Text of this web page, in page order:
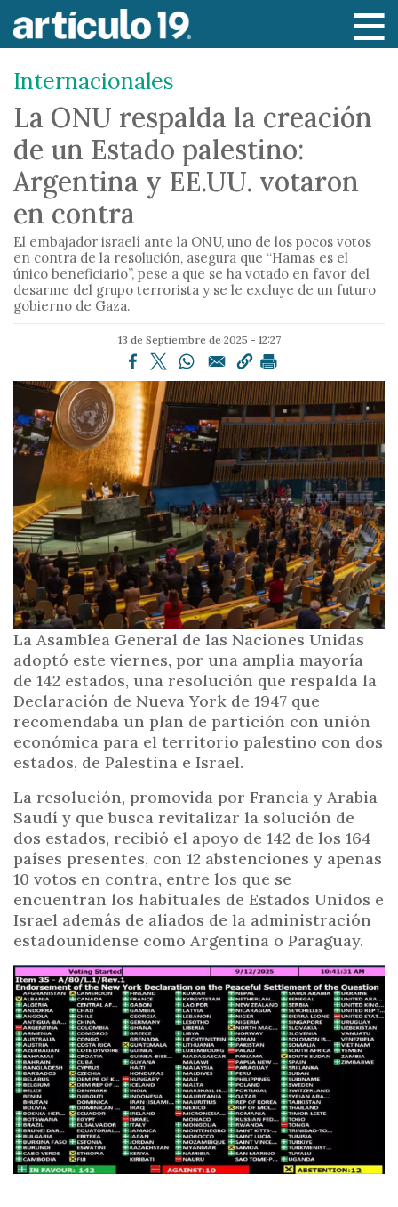
a
l
c
o
t
e
n
o
r
n
c
p
a
l
Internacionales
La ONU respalda la creación
de un Estado palestino:
Argentina y EE.UU. votaron
en contra
El embajador israelí ante la ONU, uno de los pocos votos
en contra de la resolución, asegura que “Hamas es el
único beneficiario”, pese a que se ha votado en favor del
desarme del grupo terrorista y se le excluye de un futuro
gobierno de Gaza.
13 de Septiembre de 2025 - 12:27
La Asamblea General de las Naciones Unidas
adoptó este viernes, por una amplia mayoría
de 142 estados, una resolución que respalda la
Declaración de Nueva York de 1947 que
recomendaba un plan de partición con unión
económica para el territorio palestino con dos
estados, de Palestina e Israel.
La resolución, promovida por Francia y Arabia
Saudí y que busca revitalizar la solución de
dos estados, recibió el apoyo de 142 de los 164
países presentes, con 12 abstenciones y apenas
10 votos en contra, entre los que se
encuentran los habituales de Estados Unidos e
Israel además de aliados de la administración
estadounidense como Argentina o Paraguay.